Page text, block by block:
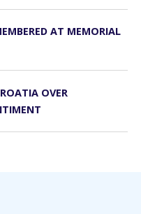
AT MEMORIAL
OVER